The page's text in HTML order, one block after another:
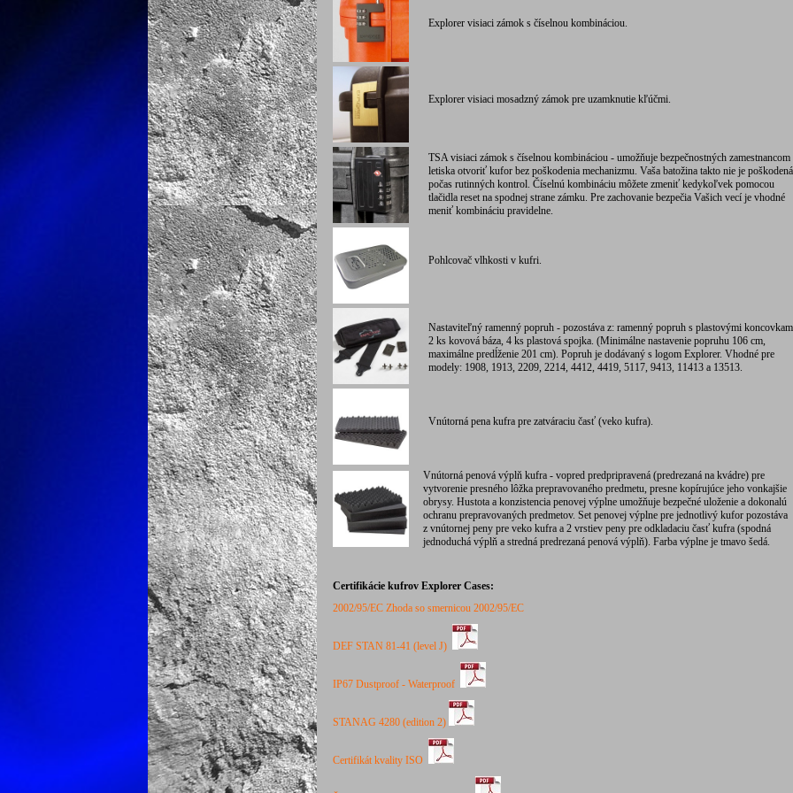
Explorer visiaci zámok s číselnou kombináciou.
Explorer visiaci mosadzný zámok pre uzamknutie kľúčmi.
TSA visiaci zámok s číselnou kombináciou - umožňuje bezpečnostných zamestnancom
letiska otvoriť kufor bez poškodenia mechanizmu. Vaša batožina takto nie je poškodená
počas rutinných kontrol. Číselnú kombináciu môžete zmeniť kedykoľvek pomocou
tlačidla reset na spodnej strane zámku. Pre zachovanie bezpečia Vašich vecí je vhodné
meniť kombináciu pravidelne.
Pohlcovač vlhkosti v kufri.
Nastaviteľný ramenný popruh - pozostáva z: ramenný popruh s plastovými
2 ks kovová báza, 4 ks plastová spojka. (Minimálne nastavenie popruhu 106 cm,
maximálne predĺženie 201 cm). Popruh je dodávaný s logom Explorer. Vhodné pre
modely: 1908, 1913, 2209, 2214, 4412, 4419, 5117, 9413, 11413 a 13513.
Vnútorná pena kufra pre zatváraciu časť (veko kufra).
Vnútorná penová výplň kufra - vopred predpripravená (predrezaná na kvádre) pre
vytvorenie presného lôžka prepravovaného predmetu, presne kopírujúce jeho vonkajšie
obrysy. Hustota a konzistencia penovej výplne umožňuje bezpečné uloženie a dokonalú
ochranu prepravovaných predmetov. Set penovej výplne pre jednotlivý kufor pozostáva
z vnútornej peny pre veko kufra a 2 vrstiev peny pre odkladaciu časť kufra (spodná
jednoduchá výplň a stredná predrezaná penová výplň). Farba výplne je tmavo šedá.
Certifikácie kufrov Explorer Cases:
2002/95/EC Zhoda so smernicou 2002/95/EC
DEF STAN 81-41 (level J)
IP67 Dustproof - Waterproof
STANAG 4280 (edition 2)
Certifikát kvality ISO